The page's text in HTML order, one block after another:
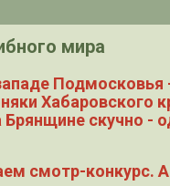
мира
Подмосковья
Хабаровского
Брянщине скучно -
смотр-конкурс. А